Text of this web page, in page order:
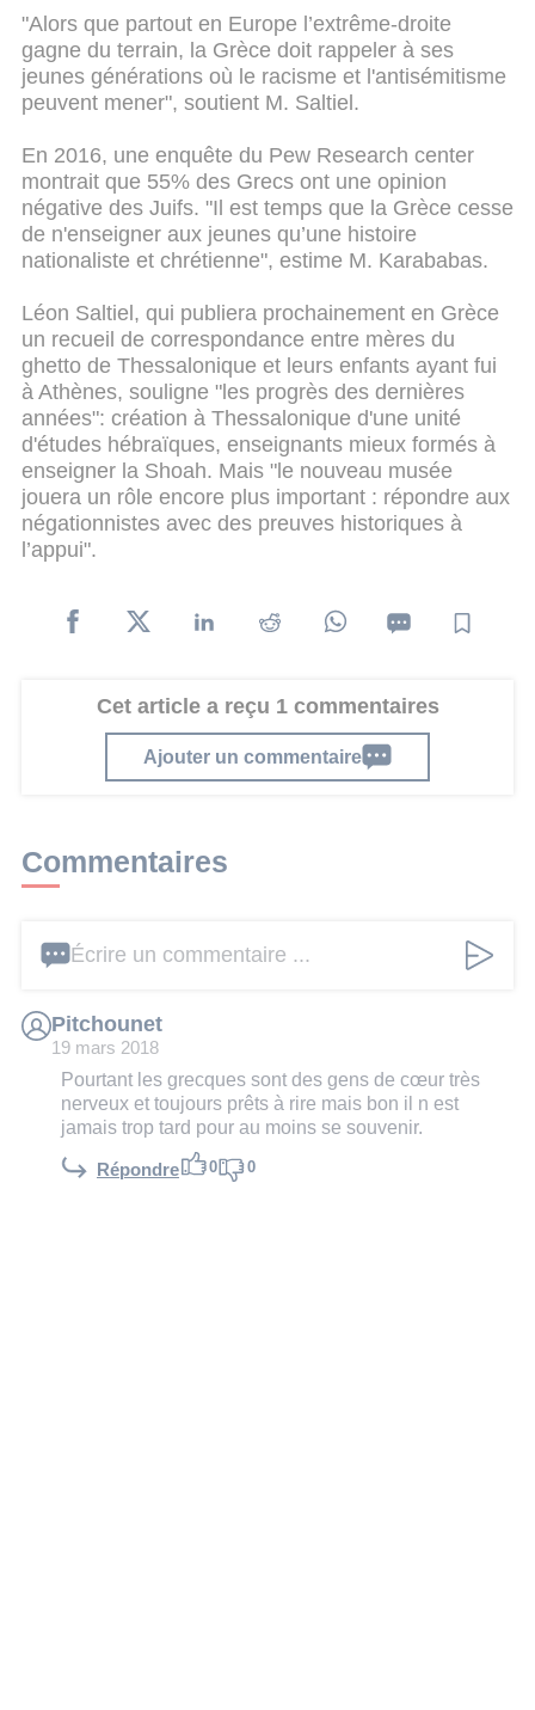
"Alors que partout en Europe l’extrême-droite
gagne du terrain, la Grèce doit rappeler à ses
jeunes générations où le racisme et l'antisémitisme
peuvent mener", soutient M. Saltiel.
En 2016, une enquête du Pew Research center
montrait que 55% des Grecs ont une opinion
négative des Juifs. "Il est temps que la Grèce cesse
de n'enseigner aux jeunes qu’une histoire
nationaliste et chrétienne", estime M. Karababas.
Léon Saltiel, qui publiera prochainement en Grèce
un recueil de correspondance entre mères du
ghetto de Thessalonique et leurs enfants ayant fui
à Athènes, souligne "les progrès des dernières
années": création à Thessalonique d'une unité
d'études hébraïques, enseignants mieux formés à
enseigner la Shoah. Mais "le nouveau musée
jouera un rôle encore plus important : répondre aux
négationnistes avec des preuves historiques à
l’appui".
Cet article a reçu 1 commentaires
Ajouter un commentaire
Commentaires
Écrire un commentaire ...
Pitchounet
19 mars 2018
Pourtant les grecques sont des gens de cœur très
nerveux et toujours prêts à rire mais bon il n est
jamais trop tard pour au moins se souvenir.
Répondre 0 0